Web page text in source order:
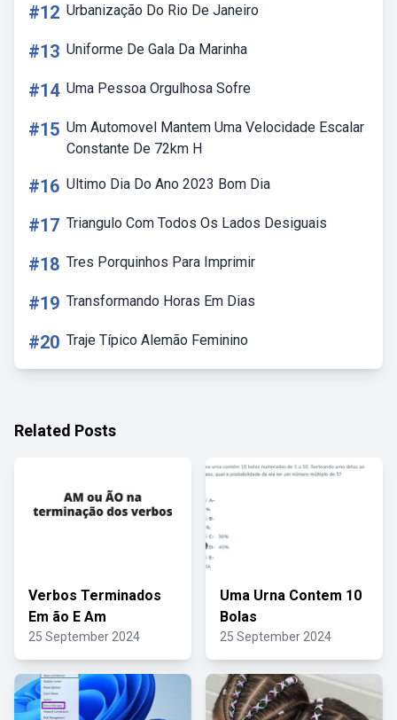
#12 Urbanização Do Rio De Janeiro
#13 Uniforme De Gala Da Marinha
#14 Uma Pessoa Orgulhosa Sofre
#15 Um Automovel Mantem Uma Velocidade Escalar
Constante De 72km H
#16 Ultimo Dia Do Ano 2023 Bom Dia
#17 Triangulo Com Todos Os Lados Desiguais
#18 Tres Porquinhos Para Imprimir
#19 Transformando Horas Em Dias
#20 Traje Típico Alemão Feminino
Related Posts
Verbos Terminados
Em ão E Am
25 September 2024
Uma Urna Contem 10
Bolas
25 September 2024